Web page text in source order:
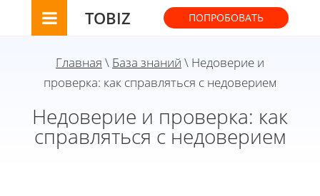
TOBIZ ПОПРОБОВАТЬ
Главная \ База знаний \ Недоверие и
проверка: как справляться с недоверием
Недоверие и проверка: как
справляться с недоверием